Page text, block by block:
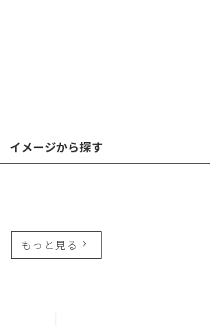
イメージから探す
もっと見る